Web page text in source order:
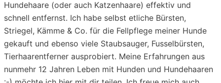
Hundehaare (oder auch Katzenhaare) effektiv und
schnell entfernst. Ich habe selbst etliche Bürsten,
Striegel, Kämme & Co. für die Fellpflege meiner Hunde
gekauft und ebenso viele Staubsauger, Fusselbürsten,
Tierhaarentferner ausprobiert. Meine Erfahrungen aus
nunmehr 12 Jahren Leben mit Hunden und Hundehaaren